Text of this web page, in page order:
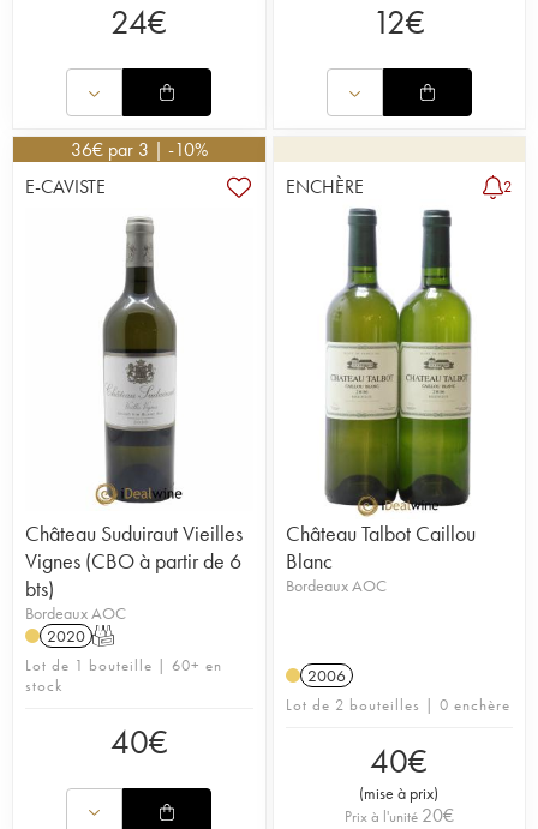
24€ 12€
36€ par 3 | -10%
E-CAVISTE
Château Suduiraut Vieilles
Vignes (CBO à partir de 6
bts)
Bordeaux AOC
2020 T
Lot de 1 bouteille | 60+ en
stock
40€
ENCHÈRE 2
Château Talbot Caillou
Blanc
Bordeaux AOC
2006
Lot de 2 bouteilles | 0 enchère
40€
(mise à prix)
Prix à l'unité 20€